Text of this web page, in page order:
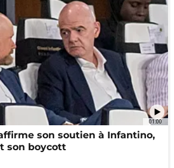
01:00
son soutien à Infantino,
son boycott